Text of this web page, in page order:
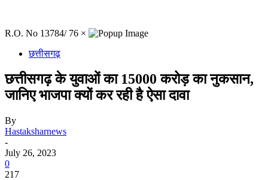
R.O. No 13784/ 76 ×
छत्तीसगढ़
छत्तीसगढ़ के युवाओं का 15000 करोड़ का नुकसान,
जानिए भाजपा क्यों कर रही है ऐसा दावा
By
Hastaksharnews
-
July 26, 2023
0
217